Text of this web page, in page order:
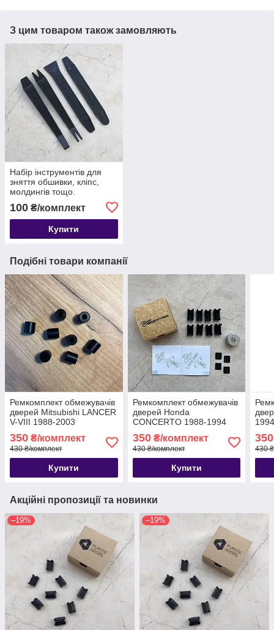
З цим товаром також замовляють
Набір інструментів для
зняття обшивки, кліпс,
молдингів тощо.
автомобіля з антиковзною
поверхнею, 4 шт
100 ₴/комплект
Купити
Подібні товари компанії
Ремкомплект обмежувачів
дверей Mitsubishi LANCER
V-VIII 1988-2003
350 ₴/комплект
430 ₴/комплект
Купити
Ремкомплект обмежувачів
дверей Honda
CONCERTO 1988-1994
350₴/комплект
430 ₴/комплект
Купити
350
430
Акційні пропозиції та новинки
–19% –19%